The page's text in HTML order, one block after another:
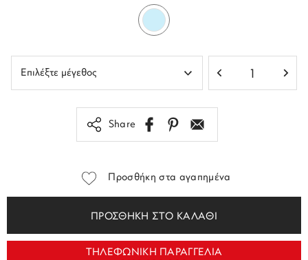
Share
Προσθήκη στα αγαπημένα
ΠΡΟΣΘΗΚΗ ΣΤΟ ΚΑΛΑΘΙ
ΤΗΛΕΦΩΝΙΚΗ ΠΑΡΑΓΓΕΛΙΑ